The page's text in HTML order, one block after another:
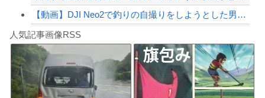
Powered by livedoor 相互RSS
【動画】DJI Neo2で釣りの自撮りをしようとした男の悲劇（ノ∇`）
しんのすけ「ギアスを手に入れたゾ」
8/4のニュース
日本旅行キャンセルすべきか…1万年ぶり史上最大級の火山の兆し＝韓国の反応
人気記事画像RSS